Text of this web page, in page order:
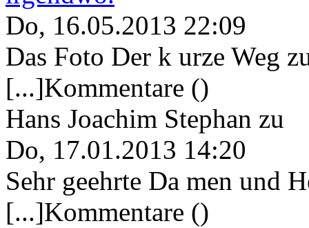
Do, 16.05.2013 22:09
Das Foto Der k urze Weg
[...]Kommentare ()
Hans Joachim Stephan zu
Do, 17.01.2013 14:20
Sehr geehrte Da men und
[...]Kommentare ()